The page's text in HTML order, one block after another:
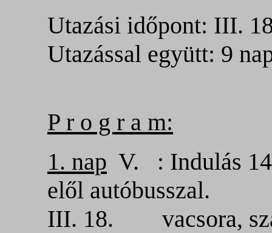
Utazási időpont: III.
Utazással együtt: 9
P r o g r a m:
1. nap V. : Indulás
elől autóbusszal.
III. 18. vacsora,